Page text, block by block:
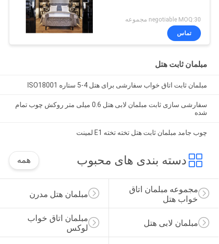
negotiable MOQ:30 مجموعه
تماس
مبلمان ثابت هتل
مبلمان ثابت اتاق خواب سفارشی برای هتل 4-5 ستاره ISO18001
سفارشی سازی ثابت مبلمان لابی هتل 0.6 میلی متر روکش چوب تمام
شده
چوب جامد مبلمان ثابت هتل تخته تخته E1 لمینت
دسته بندی های محبوب همه
مبلمان هتل مدرن
مجموعه مبلمان اتاق
خواب هتل
مبلمان اتاق خواب
لوکس
مبلمان لابی هتل